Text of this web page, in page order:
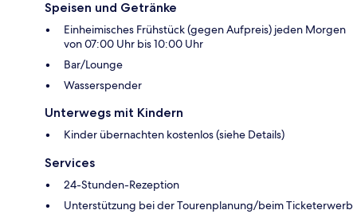
Speisen und Getränke
Einheimisches Frühstück (gegen Aufpreis) jeden Morgen
von 07:00 Uhr bis 10:00 Uhr
Bar/Lounge
Wasserspender
Unterwegs mit Kindern
Kinder übernachten kostenlos (siehe Details)
Services
24-Stunden-Rezeption
Unterstützung bei der Tourenplanung/beim Ticketerwerb